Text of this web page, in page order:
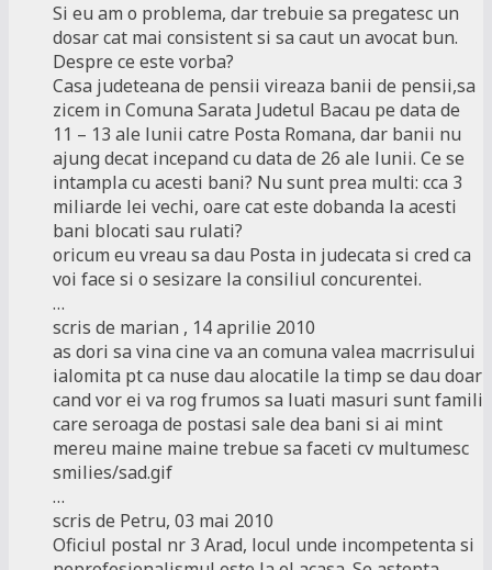
Si eu am o problema, dar trebuie sa pregatesc un
dosar cat mai consistent si sa caut un avocat bun.
Despre ce este vorba?
Casa judeteana de pensii vireaza banii de pensii,sa
zicem in Comuna Sarata Judetul Bacau pe data de
11 – 13 ale lunii catre Posta Romana, dar banii nu
ajung decat incepand cu data de 26 ale lunii. Ce se
intampla cu acesti bani? Nu sunt prea multi: cca 3
miliarde lei vechi, oare cat este dobanda la acesti
bani blocati sau rulati?
oricum eu vreau sa dau Posta in judecata si cred ca
voi face si o sesizare la consiliul concurentei.
…
scris de marian , 14 aprilie 2010
as dori sa vina cine va an comuna valea macrrisului
ialomita pt ca nuse dau alocatile la timp se dau doar
cand vor ei va rog frumos sa luati masuri sunt famili
care seroaga de postasi sale dea bani si ai mint
mereu maine maine trebue sa faceti cv multumesc
smilies/sad.gif
…
scris de Petru, 03 mai 2010
Oficiul postal nr 3 Arad, locul unde incompetenta si